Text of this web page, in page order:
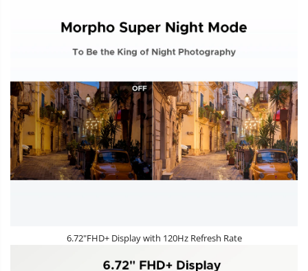
6.72"FHD+ Display with 120Hz Refresh Rate